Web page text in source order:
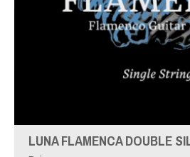
LUNA FLAMENCA DOUBLE